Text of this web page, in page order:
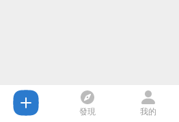
發現 我的